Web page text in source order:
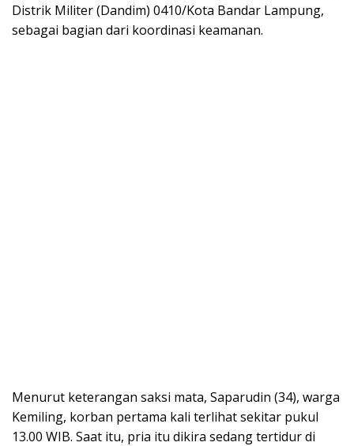
Distrik Militer (Dandim) 0410/Kota Bandar Lampung,
sebagai bagian dari koordinasi keamanan.
Menurut keterangan saksi mata, Saparudin (34), warga
Kemiling, korban pertama kali terlihat sekitar pukul
13.00 WIB. Saat itu, pria itu dikira sedang tertidur di